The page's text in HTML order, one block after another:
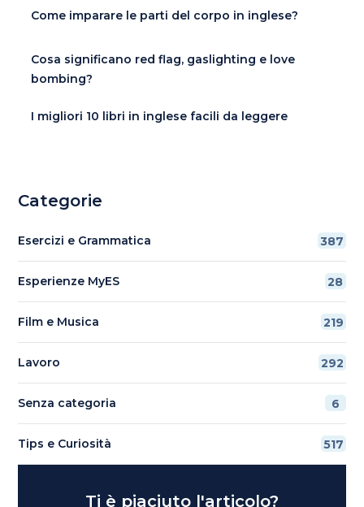
Come imparare le parti del corpo in inglese?
Cosa significano red flag, gaslighting e love
bombing?
I migliori 10 libri in inglese facili da leggere
Categorie
Esercizi e Grammatica 387
Esperienze MyES 28
Film e Musica 219
Lavoro 292
Senza categoria 6
Tips e Curiosità 517
Ti è piaciuto l'articolo?